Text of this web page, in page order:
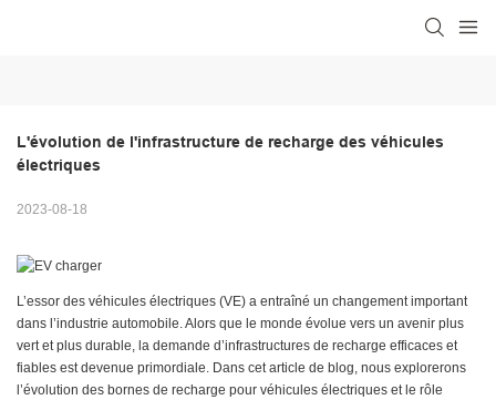
L'évolution de l'infrastructure de recharge des véhicules
électriques
2023-08-18
L’essor des véhicules électriques (VE) a entraîné un changement important
dans l’industrie automobile. Alors que le monde évolue vers un avenir plus
vert et plus durable, la demande d’infrastructures de recharge efficaces et
fiables est devenue primordiale. Dans cet article de blog, nous explorerons
l’évolution des bornes de recharge pour véhicules électriques et le rôle